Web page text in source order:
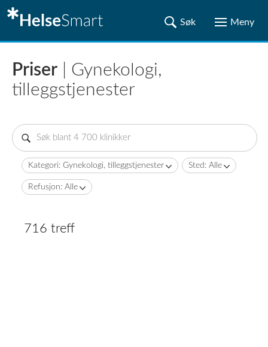
Priser | Gynekologi,
tilleggstjenester
Kategori: Gynekologi, tilleggstjenester Sted: Alle
Refusjon: Alle
716 treff